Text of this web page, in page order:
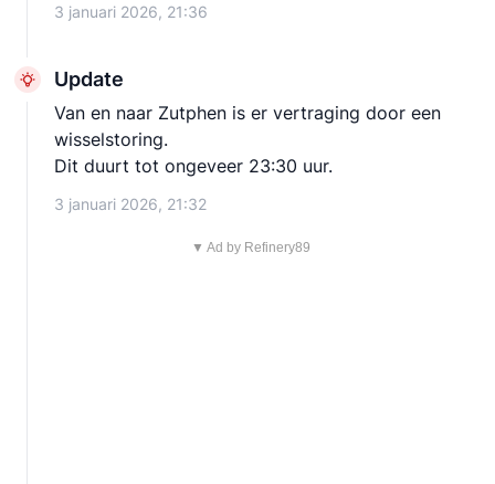
3 januari 2026, 21:36
Update
Van en naar Zutphen is er vertraging door een
wisselstoring.
Dit duurt tot ongeveer 23:30 uur.
3 januari 2026, 21:32
▼ Ad by Refinery89